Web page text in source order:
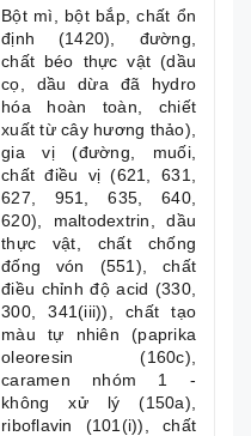
Bột mì, bột bắp, chất ổn
định (1420), đường,
chất béo thực vật (dầu
cọ, dầu dừa đã hydro
hóa hoàn toàn, chiết
xuất từ cây hương thảo),
gia vị (đường, muối,
chất điều vị (621, 631,
627, 951, 635, 640,
620), maltodextrin, dầu
thực vật, chất chống
đống vón (551), chất
điều chỉnh độ acid (330,
300, 341(iii)), chất tạo
màu tự nhiên (paprika
oleoresin (160c),
caramen nhóm 1 -
không xử lý (150a),
riboflavin (101(i)), chất